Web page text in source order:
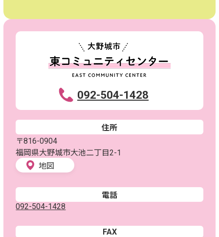
092-504-1428
住所
〒816-0904
福岡県大野城市大池二丁目2-1
地図
電話
092-504-1428
FAX